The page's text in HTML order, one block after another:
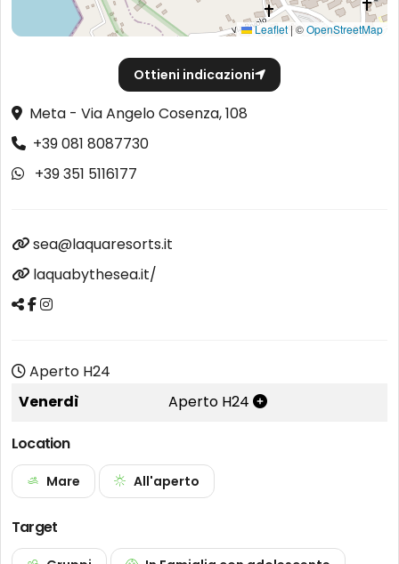
Leaflet | ©OpenStreetMap
Ottieni indicazioni
Meta - Via Angelo Cosenza, 108
+39 081 8087730
+39 351 5116177
sea@laquaresorts.it
laquabythesea.it/
Aperto H24
Venerdì
Aperto H24
Location
Mare All'aperto
Target